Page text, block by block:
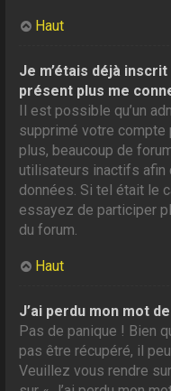
Haut
Je m’étais déjà
présent plus me
Il est possible qu’un
supprimé votre compte
plus, beaucoup de
utilisateurs inactifs afin
données. Si tel était le
essayez de participer
du forum.
Haut
J’ai perdu mon mot
Pas de panique ! Bien
pas être récupéré, il
Veuillez vous rendre